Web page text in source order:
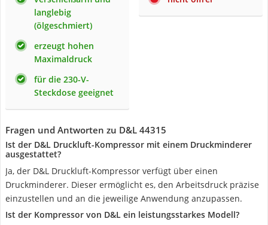
langlebig
(ölgeschmiert)
erzeugt hohen
Maximaldruck
für die 230-V-
Steckdose geeignet
Fragen und Antworten zu D&L 44315
Ist der D&L Druckluft-Kompressor mit einem Druckminderer
ausgestattet?
Ja, der D&L Druckluft-Kompressor verfügt über einen
Druckminderer. Dieser ermöglicht es, den Arbeitsdruck präzise
einzustellen und an die jeweilige Anwendung anzupassen.
Ist der Kompressor von D&L ein leistungsstarkes Modell?